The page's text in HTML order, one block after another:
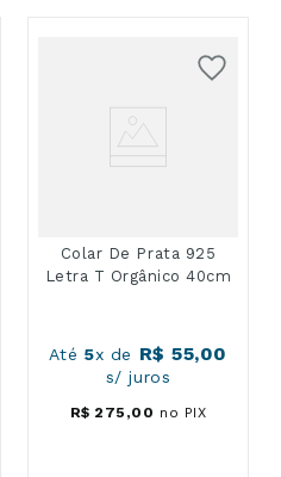
Colar De Prata 925
Letra T Orgânico 40cm
Até5x de R$ 55,00
s/ juros
R$ 275 ,00 no PIX